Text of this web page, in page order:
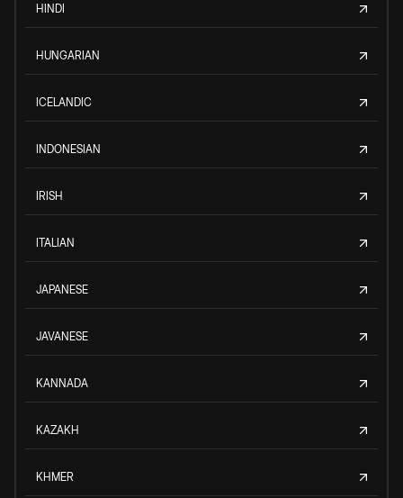
HINDI
HUNGARIAN
ICELANDIC
INDONESIAN
IRISH
ITALIAN
JAPANESE
JAVANESE
KANNADA
KAZAKH
KHMER